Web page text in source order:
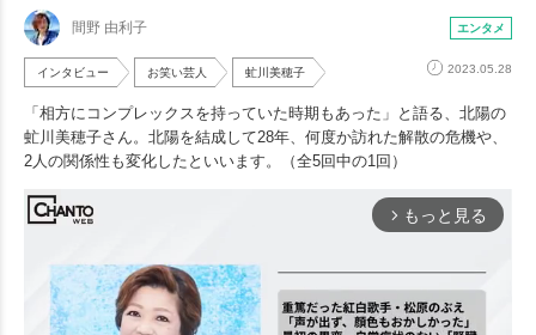
間野 由利子 エンタメ
インタビュー お笑い芸人 虻川美穂子 2023.05.28
「相方にコンプレックスを持っていた時期もあった」と語る、北陽の
虻川美穂子さん。北陽を結成して28年、何度か訪れた解散の危機や、
2人の関係性も変化したといいます。（全5回中の1回）
arrow_forward_ios もっと見る